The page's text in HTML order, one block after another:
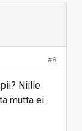
#8
Niille
mutta ei